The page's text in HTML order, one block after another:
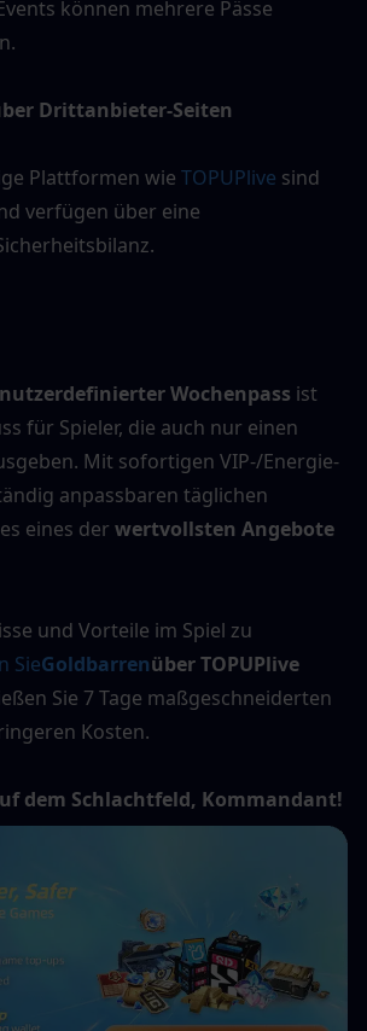
können mehrere Pässe
Drittanbieter-Seiten
Plattformen wie TOPUPlive sind
verfügen über eine
Wochenpass ist
für Spieler, die auch nur einen
Mit sofortigen VIP-/Energie-
anpassbaren täglichen
eines der wertvollsten Angebote
und Vorteile im Spiel zu
SieGoldbarrenüber TOPUPlive
Sie 7 Tage maßgeschneiderten
Kosten.
dem Schlachtfeld, Kommandant!